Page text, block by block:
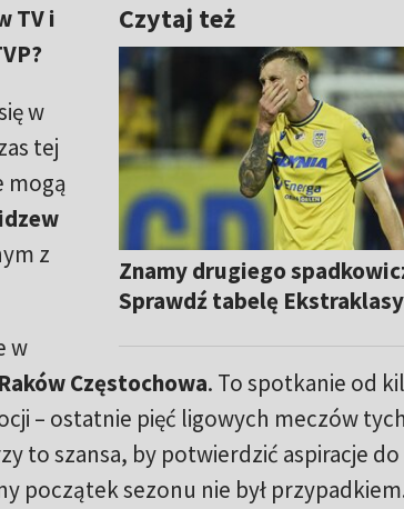
Czytaj też
Znamy drugiego
Sprawdź tabelę Ekstraklasy
TV i
w
tej
mogą
z
w
Raków Częstochowa. To spotkanie od
– ostatnie pięć ligowych meczów
to szansa, by potwierdzić aspiracje do
początek sezonu nie był